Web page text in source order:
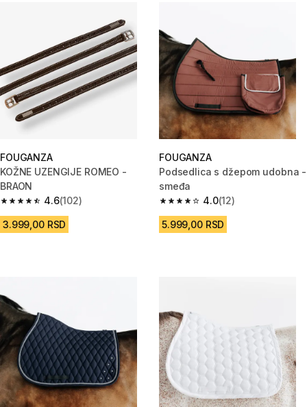
FOUGANZA
KOŽNE UZENGIJE ROMEO -
BRAON
4.6
4.6 od 5 zvezdica from 102 Recenzije
(102)
3.999,00 RSD
FOUGANZA
Podsedlica s džepom udobna -
smeđa
4.0
4.0 od 5 zvezdica from 12
(12)
5.999,00 RSD